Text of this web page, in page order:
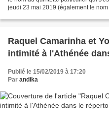
jeudi 23 mai 2019 (également le
Raquel Camarinha et
intimité à l'Athénée
Publié le 15/02/2019 à 17:20
Par andika